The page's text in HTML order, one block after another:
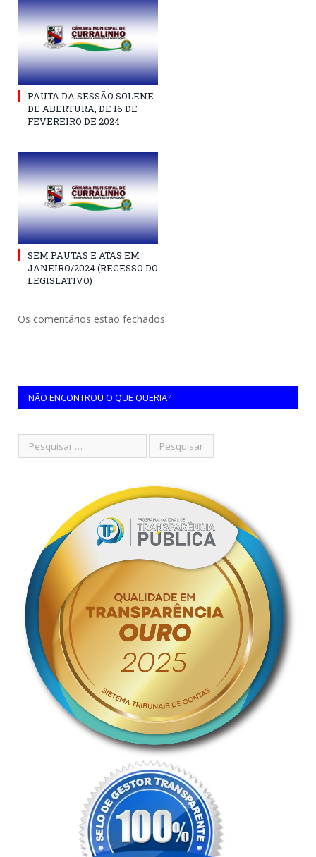
PAUTA DA SESSÃO SOLENE
DE ABERTURA, DE 16 DE
FEVEREIRO DE 2024
SEM PAUTAS E ATAS EM
JANEIRO/2024 (RECESSO DO
LEGISLATIVO)
Os comentários estão fechados.
NÃO ENCONTROU O QUE QUERIA?